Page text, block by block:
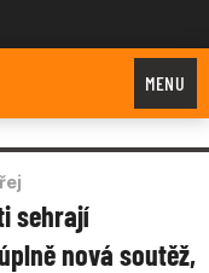
MENU
sehrají
nová soutěž,